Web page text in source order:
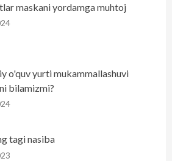
maskani yordamga muhtoj
o'quv yurti mukammallashuvi
bilamizmi?
tagi nasiba